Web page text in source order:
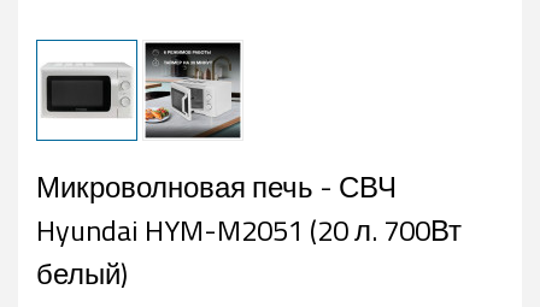
Микроволновая печь - СВЧ
Hyundai HYM-M2051 (20 л. 700Вт
белый)